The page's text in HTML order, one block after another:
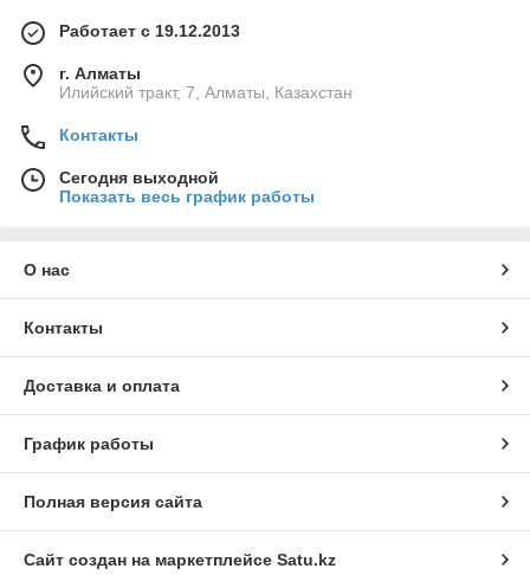
Работает с 19.12.2013
г. Алматы
Илийский тракт, 7, Алматы, Казахстан
Контакты
Сегодня выходной
Показать весь график работы
О нас
Контакты
Доставка и оплата
График работы
Полная версия сайта
Сайт создан на маркетплейсе Satu.kz